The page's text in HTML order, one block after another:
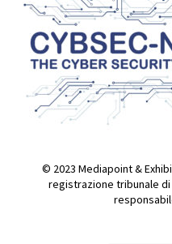
© 2023 Mediapoint &
registrazione tribunale di